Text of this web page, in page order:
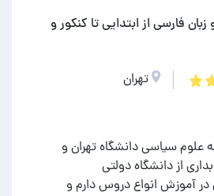
فارسی از ابتدایی تا کنکور و
تهران
علوم‌ سیاسی دانشگاه تهران و
در آموزش انواع دروس دارم و